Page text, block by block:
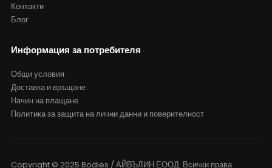
Контакти
Блог
Информация за потребителя
Общи условия
Доставка и връщане
Начин на плащане
Политика за защита на лични данни и поверителност
Copyright © 2025 Bodies / АЙВЪЛИН ЕООД. Всички права